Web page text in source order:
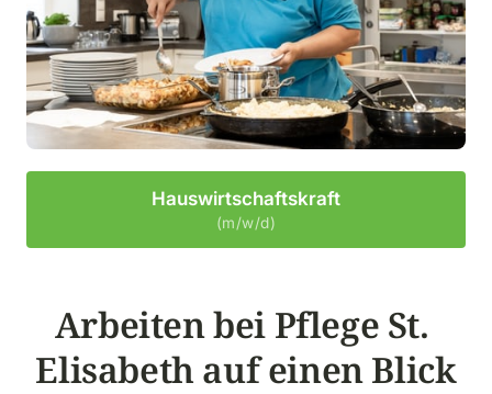
Hauswirtschaftskraft
(m/w/d)
Arbeiten bei Pflege St.
Elisabeth auf einen Blick